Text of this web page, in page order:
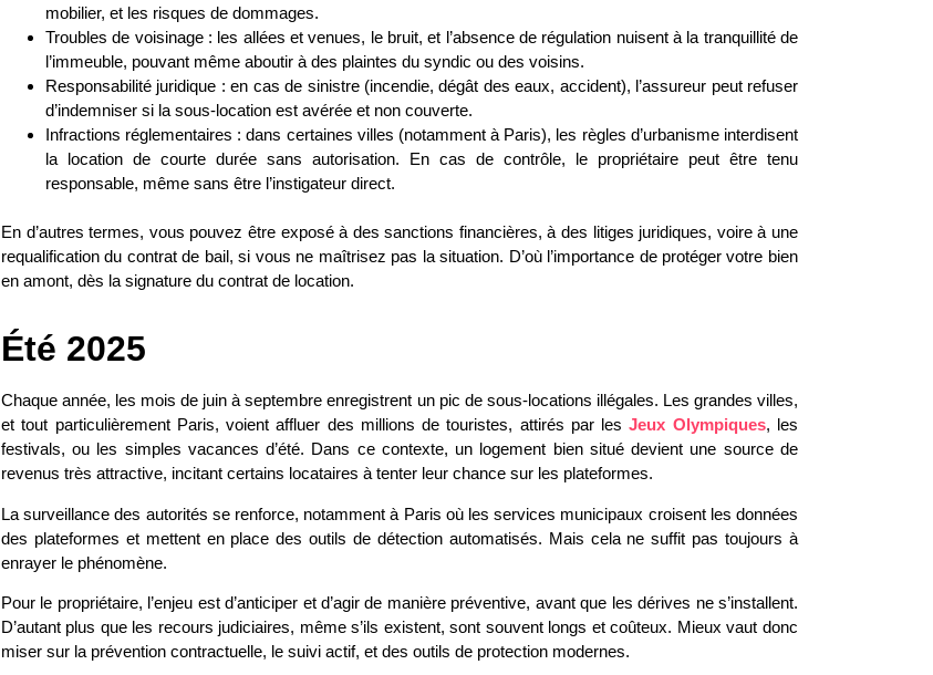
mobilier, et les risques de dommages.
Troubles de voisinage : les allées et venues, le bruit, et l’absence de régulation nuisent à la tranquillité de
l’immeuble, pouvant même aboutir à des plaintes du syndic ou des voisins.
Responsabilité juridique : en cas de sinistre (incendie, dégât des eaux, accident), l’assureur peut refuser
d’indemniser si la sous-location est avérée et non couverte.
Infractions réglementaires : dans certaines villes (notamment à Paris), les règles d’urbanisme interdisent
la location de courte durée sans autorisation. En cas de contrôle, le propriétaire peut être tenu
responsable, même sans être l’instigateur direct.
En d’autres termes, vous pouvez être exposé à des sanctions financières, à des litiges juridiques, voire à une
requalification du contrat de bail, si vous ne maîtrisez pas la situation. D’où l’importance de protéger votre bien
en amont, dès la signature du contrat de location.
Été 2025
Chaque année, les mois de juin à septembre enregistrent un pic de sous-locations illégales. Les grandes villes,
et tout particulièrement Paris, voient affluer des millions de touristes, attirés par lesJeux Olympiques, les
festivals, ou les simples vacances d’été. Dans ce contexte, un logement bien situé devient une source de
revenus très attractive, incitant certains locataires à tenter leur chance sur les plateformes.
La surveillance des autorités se renforce, notamment à Paris où les services municipaux croisent les données
des plateformes et mettent en place des outils de détection automatisés. Mais cela ne suffit pas toujours à
enrayer le phénomène.
Pour le propriétaire, l’enjeu est d’anticiper et d’agir de manière préventive, avant que les dérives ne s’installent.
D’autant plus que les recours judiciaires, même s’ils existent, sont souvent longs et coûteux. Mieux vaut donc
miser sur la prévention contractuelle, le suivi actif, et des outils de protection modernes.